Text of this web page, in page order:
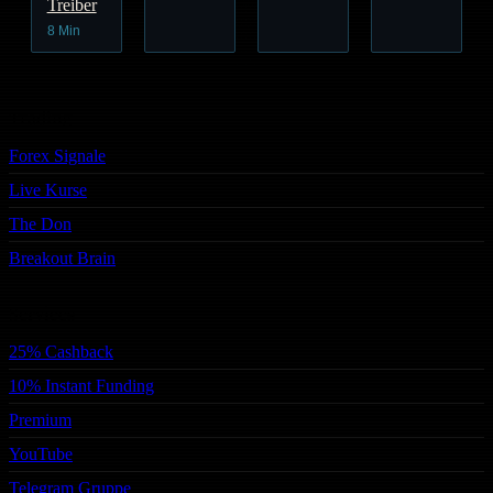
Treiber
8 Min
Forex Signale
Live Kurse
The Don
Breakout Brain
25% Cashback
10% Instant Funding
Premium
YouTube
Telegram Gruppe